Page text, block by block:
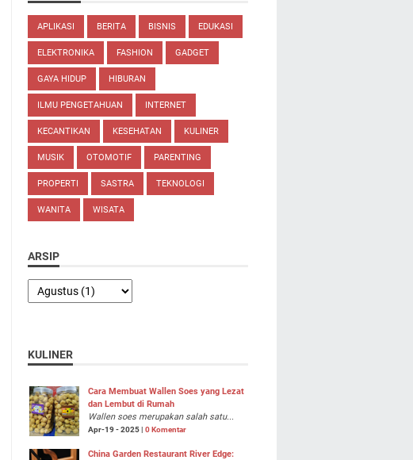
APLIKASI BERITA BISNIS EDUKASI
ELEKTRONIKA FASHION GADGET
GAYA HIDUP HIBURAN
ILMU PENGETAHUAN INTERNET
KECANTIKAN KESEHATAN KULINER
MUSIK OTOMOTIF PARENTING
PROPERTI SASTRA TEKNOLOGI
WANITA WISATA
ARSIP
KULINER
Cara Membuat Wallen Soes yang Lezat
dan Lembut di Rumah
Wallen soes merupakan salah satu...
Apr-19 - 2025 | 0 Komentar
China Garden Restaurant River Edge: